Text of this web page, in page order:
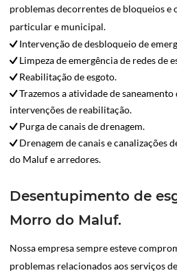
problemas decorrentes de bloqueios e
particular e municipal.
Intervenção de desbloqueio de
Limpeza de emergência de redes de
Reabilitação de esgoto.
Trazemos a atividade de saneamento
intervenções de reabilitação.
Purga de canais de drenagem.
Drenagem de canais e canalizações
do Maluf e arredores.
Desentupimento de
Morro do Maluf.
Nossa empresa sempre esteve
problemas relacionados aos serviços